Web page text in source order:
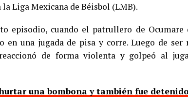
Liga Mexicana de Béisbol (LMB).
episodio, cuando el patrullero de Ocumare
en una jugada de pisa y corre. Luego de
de forma violenta y golpeó al
una bombona y también fue